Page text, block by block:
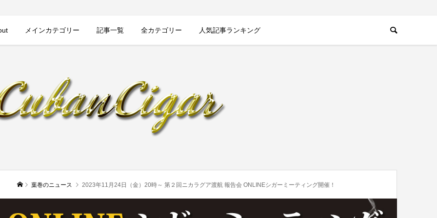
メインカテゴリー 記事一覧 全カテゴリー 人気記事ランキング
葉巻のニュース 2023年11月24日（金）20時～ 第２回ニカラグア渡航 報告会 ONLINEシガーミーティング開催！